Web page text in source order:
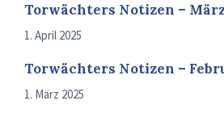
Torwächters Notizen – März
1. April 2025
Torwächters Notizen –
1. März 2025